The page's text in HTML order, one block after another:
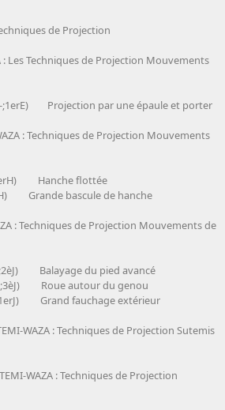
de Projection
: Les Techniques de Projection Mouvements
;1erE) Projection par une épaule et porter
: Techniques de Projection Mouvements
Hanche flottée
Grande bascule de hanche
: Techniques de Projection Mouvements de
;2èJ) Balayage du pied avancé
;3èJ) Roue autour du genou
Grand fauchage extérieur
WAZA : Techniques de Projection Sutemis
WAZA : Techniques de Projection